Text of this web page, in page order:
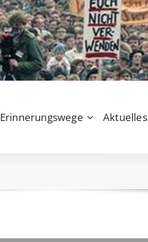
Erinnerungswege Aktuelles